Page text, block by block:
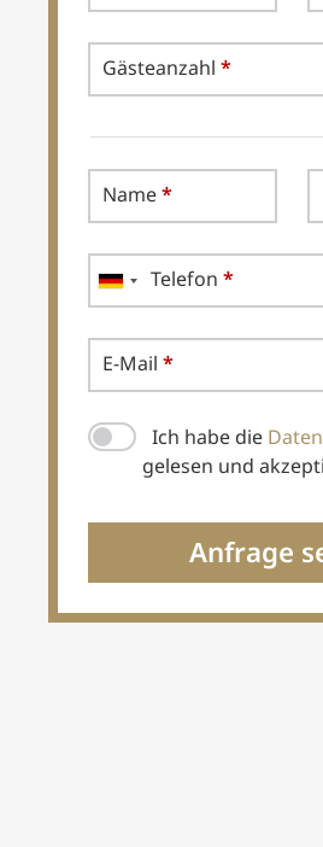
Gästeanzahl *
Name*
Telefon *
E-Mail *
Ich habe die
gelesen und
Anfrage